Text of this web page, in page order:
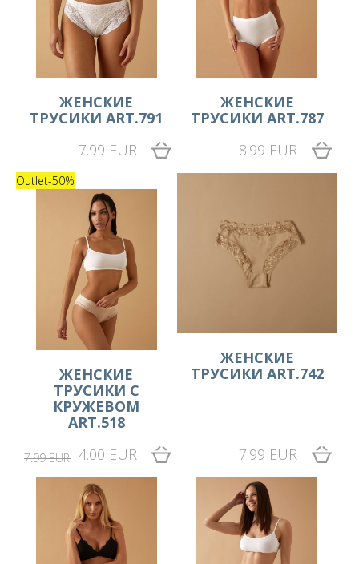
ЖЕНСКИЕ
ТРУСИКИ ART.791
7.99 EUR
ЖЕНСКИЕ
ТРУСИКИ ART.787
8.99 EUR
Outlet-50%
ЖЕНСКИЕ
ТРУСИКИ С
КРУЖЕВОМ
ART.518
7.99 EUR 4.00 EUR
ЖЕНСКИЕ
ТРУСИКИ ART.742
7.99 EUR